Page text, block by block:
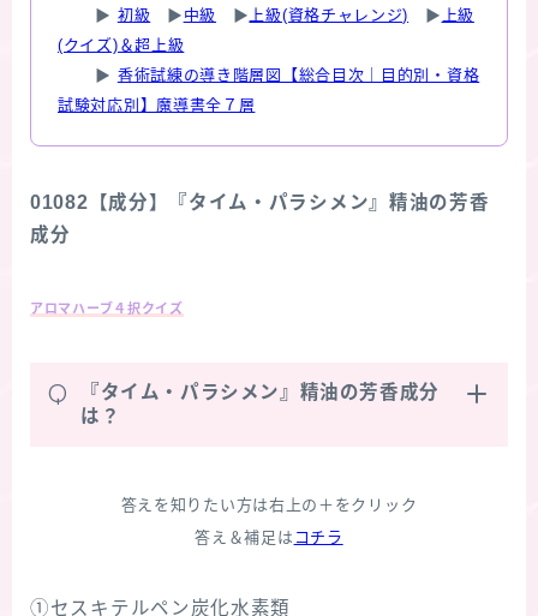
▶ 初級 ▶ 中級 ▶ 上級(資格チャレンジ) ▶ 上級
(クイズ)＆超上級
▶ 香術試練の導き階層図【総合目次｜目的別・資格
試験対応別】魔導書全７層
01082【成分】『タイム・パラシメン』精油の芳香
成分
アロマハーブ４択クイズ
Q
『タイム・パラシメン』精油の芳香成分
は？
答えを知りたい方は右上の＋をクリック
答え＆補足は コチラ
①セスキテルペン炭化水素類